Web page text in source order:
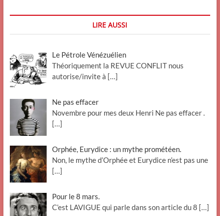
LIRE AUSSI
Le Pétrole Vénézuélien
Théoriquement la REVUE CONFLIT nous
autorise/invite à […]
Ne pas effacer
Novembre pour mes deux Henri Ne pas effacer .
[…]
Orphée, Eurydice : un mythe prométéen.
Non, le mythe d’Orphée et Eurydice n’est pas une
[…]
Pour le 8 mars.
C’est LAVIGUE qui parle dans son article du 8 […]